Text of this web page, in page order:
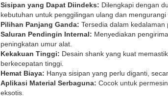
Sisipan yang Dapat Diindeks: Dilengkapi dengan
kebutuhan untuk penggilingan ulang dan mengurangi
Pilihan Panjang Ganda: Tersedia dalam
Saluran Pendingin Internal: Menyediakan
peningkatan umur alat.
Kekakuan Tinggi: Desain shank yang kuat
berkecepatan tinggi.
Hemat Biaya: Hanya sisipan yang perlu diganti,
Aplikasi Material Serbaguna: Cocok untuk
eksotis.